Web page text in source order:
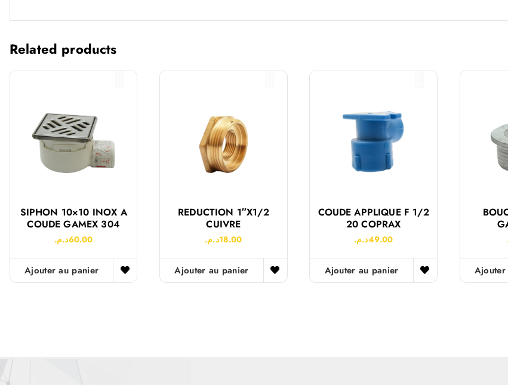
Related products
SIPHON 10×10 INOX A
COUDE GAMEX 304
60.00د.م.
Ajouter au panier
REDUCTION 1″x1/2
CUIVRE
18.00د.م.
Ajouter au panier
COUDE APPLIQUE F 1/2
20 COPRAX
49.00د.م.
Ajouter au panier